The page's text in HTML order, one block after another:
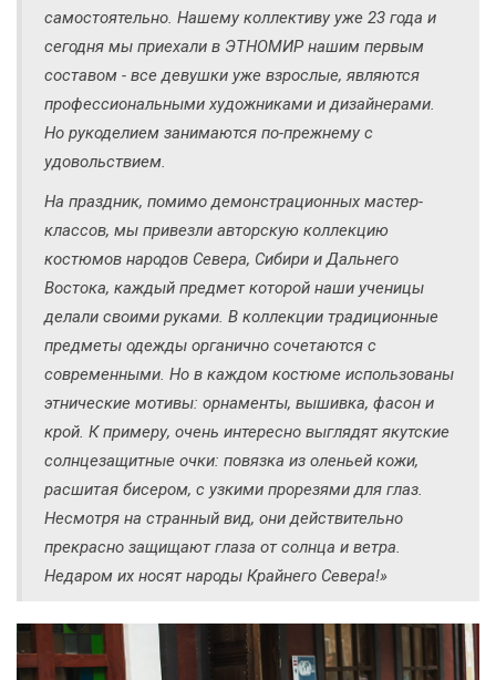
самостоятельно. Нашему коллективу уже 23 года и
сегодня мы приехали в ЭТНОМИР нашим первым
составом - все девушки уже взрослые, являются
профессиональными художниками и дизайнерами.
Но рукоделием занимаются по-прежнему с
удовольствием.
На праздник, помимо демонстрационных мастер-
классов, мы привезли авторскую коллекцию
костюмов народов Севера, Сибири и Дальнего
Востока, каждый предмет которой наши ученицы
делали своими руками. В коллекции традиционные
предметы одежды органично сочетаются с
современными. Но в каждом костюме использованы
этнические мотивы: орнаменты, вышивка, фасон и
крой. К примеру, очень интересно выглядят якутские
солнцезащитные очки: повязка из оленьей кожи,
расшитая бисером, с узкими прорезями для глаз.
Несмотря на странный вид, они действительно
прекрасно защищают глаза от солнца и ветра.
Недаром их носят народы Крайнего Севера!»